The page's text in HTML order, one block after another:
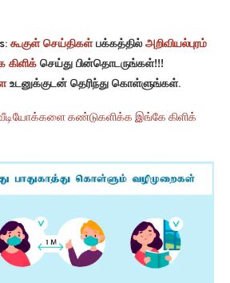
கூகுள் செய்திகள்பக்கத்தில் அறிவியல்புரம்
கிளிக் செய்து பின்தொடருங்கள்!!!
உடனுக்குடன் தெரிந்து கொள்ளுங்கள்.
வீடியோக்களை கண்டுகளிக்க இங்கே கிளிக்